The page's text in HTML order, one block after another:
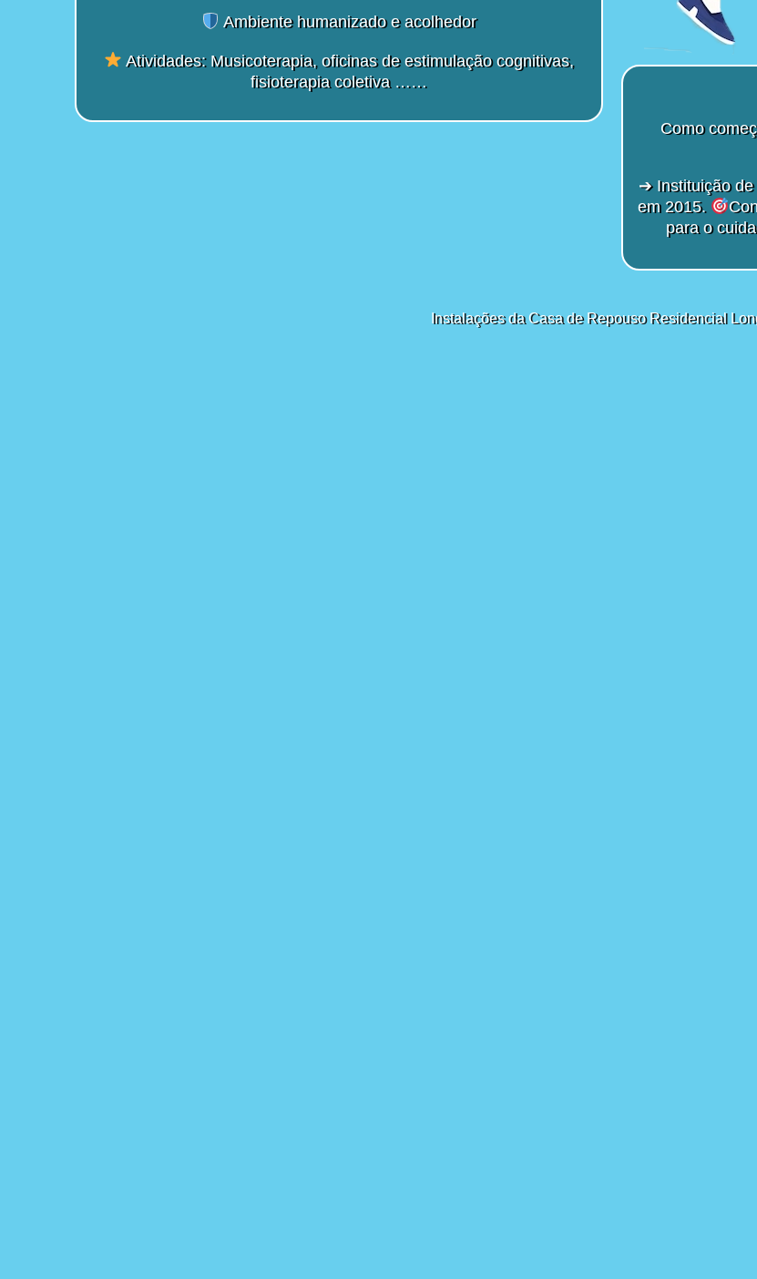
Ambiente humanizado e acolhedor
Atividades: Musicoterapia, oficinas de estimulação cognitivas,
fisioterapia coletiva ……
Como
➔ Instituição de
em 2015.
para o
Instalações da Casa de Repouso Residencial